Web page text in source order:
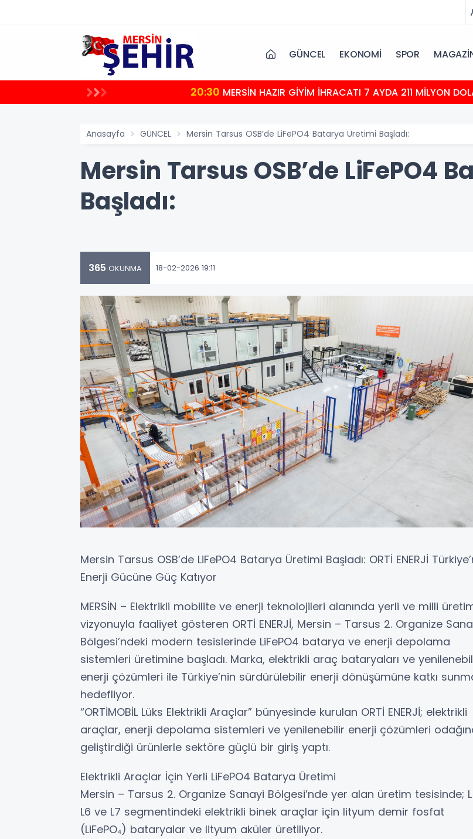
GÜNCEL EKONOMİ SPOR
20:30 MERSİN HAZIR GİYİM İHRACATI 7 AYDA 211 MİLYON
Anasayfa GÜNCEL Mersin Tarsus OSB’de LiFePO4 Batarya Üretimi Başladı:
Mersin Tarsus OSB’de LiFePO4
Başladı:
365 OKUNMA 18-02-2026 19:11
Mersin Tarsus OSB’de LiFePO4 Batarya Üretimi Başladı: ORTİ ENERJİ
Enerji Gücüne Güç Katıyor
MERSİN – Elektrikli mobilite ve enerji teknolojileri alanında yerli ve milli
vizyonuyla faaliyet gösteren ORTİ ENERJİ, Mersin – Tarsus 2. Organize
Bölgesi’ndeki modern tesislerinde LiFePO4 batarya ve enerji depolama
sistemleri üretimine başladı. Marka, elektrikli araç bataryaları ve
enerji çözümleri ile Türkiye’nin sürdürülebilir enerji dönüşümüne katkı
hedefliyor.
“ORTİMOBİL Lüks Elektrikli Araçlar” bünyesinde kurulan ORTİ ENERJİ; elektrikli
araçlar, enerji depolama sistemleri ve yenilenebilir enerji çözümleri
geliştirdiği ürünlerle sektöre güçlü bir giriş yaptı.
Elektrikli Araçlar İçin Yerli LiFePO4 Batarya Üretimi
Mersin – Tarsus 2. Organize Sanayi Bölgesi’nde yer alan üretim tesisinde;
L6 ve L7 segmentindeki elektrikli binek araçlar için lityum demir fosfat
(LiFePO₄) bataryalar ve lityum aküler üretiliyor.